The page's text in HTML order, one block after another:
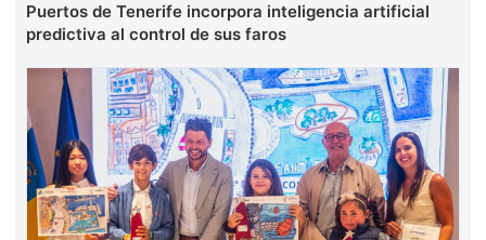
Puertos de Tenerife incorpora inteligencia artificial
predictiva al control de sus faros